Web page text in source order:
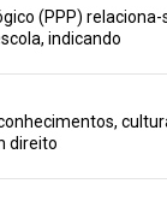
(PPP)
indicando
direito